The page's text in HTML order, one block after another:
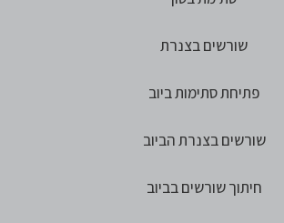
שורשים בצנרת
פתיחת סתימות ביוב
שורשים בצנרת הביוב
חיתוך שורשים בביוב